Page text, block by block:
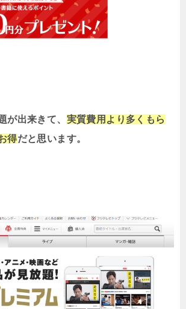
が出来きて、 実質費用より多くもら
得だと思います。